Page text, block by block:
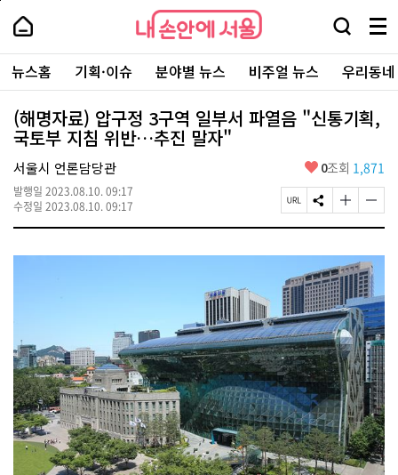
본
로
가
내
손
안
에
서
울
-
서
울
시
대
표
소
통
포
내
손
에
울
검
창
열
기
메
뉴
전
체
보
주
요
서
뉴스홈 기획·이슈 분야별 뉴스 비주얼 뉴스 우리동
(해명자료) 압구정 3구역 일부서 파열음 "신통기획,
국토부 지침 위반…추진 말자"
서울시 언론담당관
발행일 2023.08.10. 09:17
수정일 2023.08.10. 09:17
좋
요
0조회 1,871
페
이
U
L
복
사
S
N
공
유
하
기
글
자
기
크
게
변
경
하
기
글
자
기
작
게
변
경
하
기
페
상
단
로